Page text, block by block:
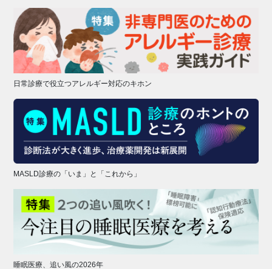
日常診療で役立つアレルギー対応のキホン
MASLD診療の「いま」と「これから」
睡眠医療、追い風の2026年